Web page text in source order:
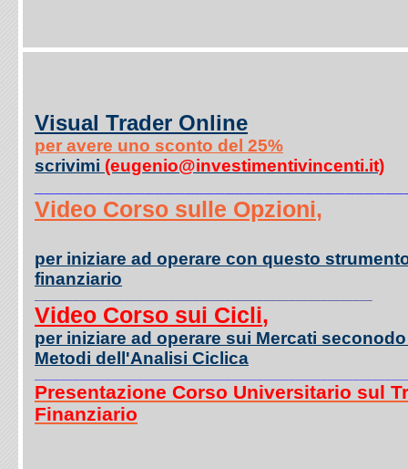
Visual Trader Online
per avere uno sconto del 25%
scrivimi (eugenio@investimentivincenti.it)
Video Corso sulle Opzioni,
per iniziare ad operare con questo
finanziario
Video Corso sui Cicli,
per iniziare ad operare sui Mercati
Metodi dell'Analisi Ciclica
Presentazione Corso Universitario sul
Finanziario